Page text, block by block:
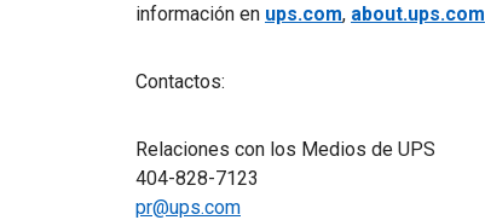
información en ups.com, about.ups.com
Contactos:
Relaciones con los Medios de UPS
404-828-7123
pr@ups.com